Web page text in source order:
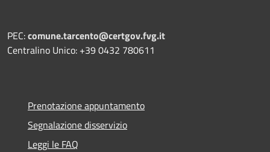
PEC:comune.tarcento@certgov.fvg.it
Centralino Unico: +39 0432 780611
Prenotazione appuntamento
Segnalazione disservizio
Leggi le FAQ